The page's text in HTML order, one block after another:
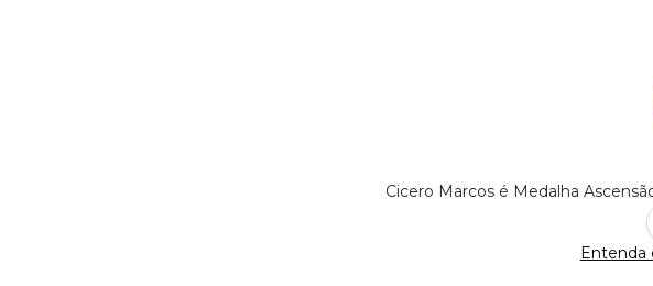
Cicero Marcos é Medalha
Entenda